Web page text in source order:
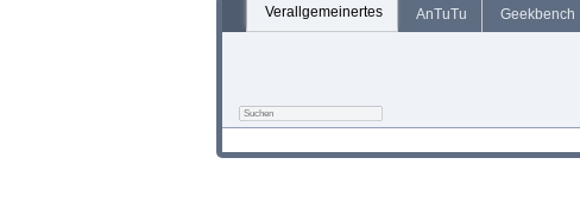
Verallgemeinertes AnTuTu Geekbench